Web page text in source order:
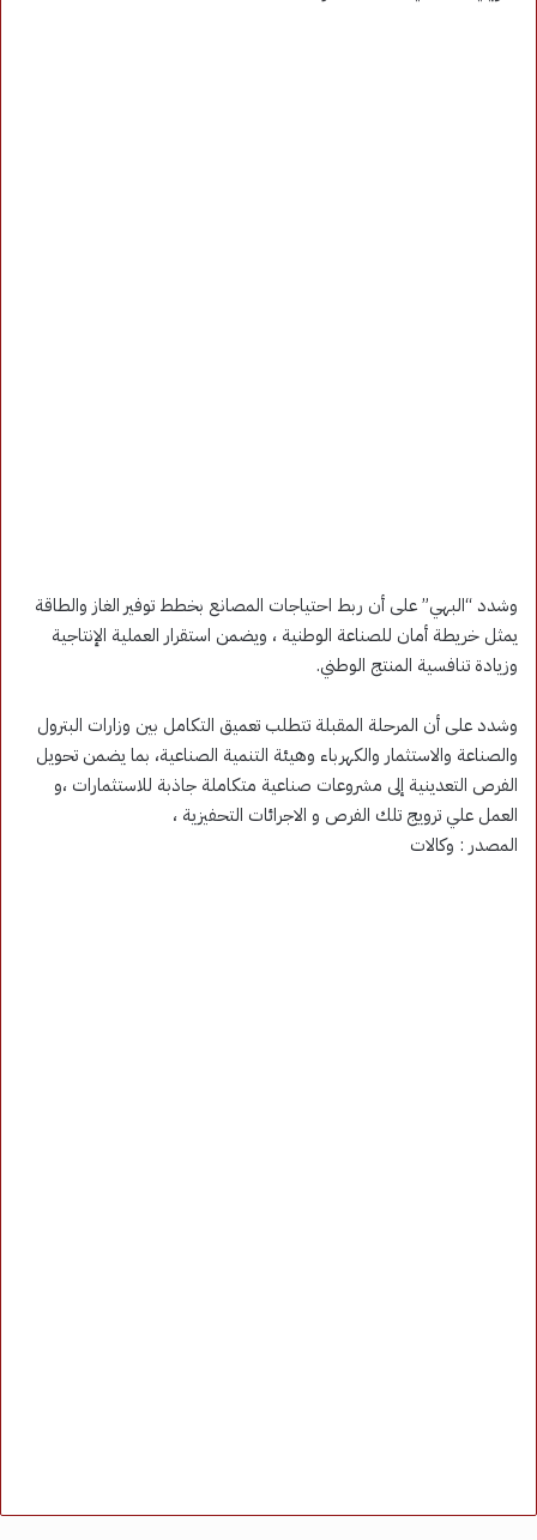
وشدد “البهي” على أن ربط احتياجات المصانع بخطط توفير الغاز والطاقة
يمثل خريطة أمان للصناعة الوطنية ، ويضمن استقرار العملية الإنتاجية
وزيادة تنافسية المنتج الوطني.
وشدد على أن المرحلة المقبلة تتطلب تعميق التكامل بين وزارات البترول
والصناعة والاستثمار والكهرباء وهيئة التنمية الصناعية، بما يضمن تحويل
الفرص التعدينية إلى مشروعات صناعية متكاملة جاذبة للاستثمارات ،و
العمل علي ترويج تلك الفرص و الاجرائات التحفيزية ،
المصدر : وكالات